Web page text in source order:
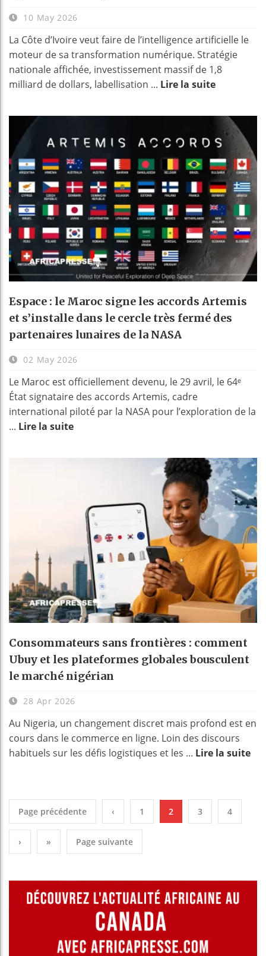
10 May 2026
La Côte d’Ivoire veut faire de l’intelligence artificielle le
moteur de sa transformation numérique. Stratégie
nationale affichée, investissement massif de 1,8
milliard de dollars, labellisation ... Lire la suite
Espace : le Maroc signe les accords Artemis
et s’installe dans le cercle très fermé des
partenaires lunaires de la NASA
02 May 2026
Le Maroc est officiellement devenu, le 29 avril, le 64ᵉ
État signataire des accords Artemis, cadre
international piloté par la NASA pour l’exploration de la
... Lire la suite
Consommateurs sans frontières : comment
Ubuy et les plateformes globales bousculent
le marché nigérian
28 Apr 2026
Au Nigeria, un changement discret mais profond est en
cours dans le commerce en ligne. Loin des discours
habituels sur les défis logistiques et les ... Lire la suite
Page précédente ‹ 1 2 3 4
› » Page suivante